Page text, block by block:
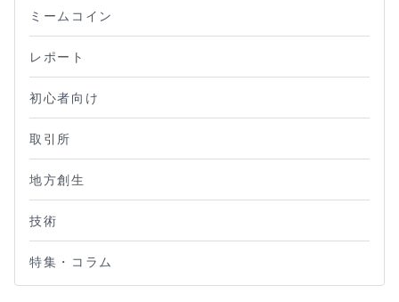
ミームコイン
レポート
初心者向け
取引所
地方創生
技術
特集・コラム